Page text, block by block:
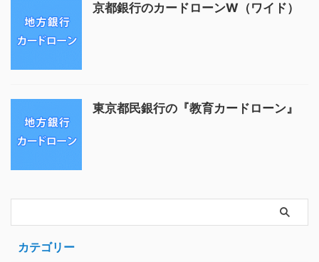
京都銀行のカードローンW（ワイド）
東京都民銀行の『教育カードローン』
カテゴリー